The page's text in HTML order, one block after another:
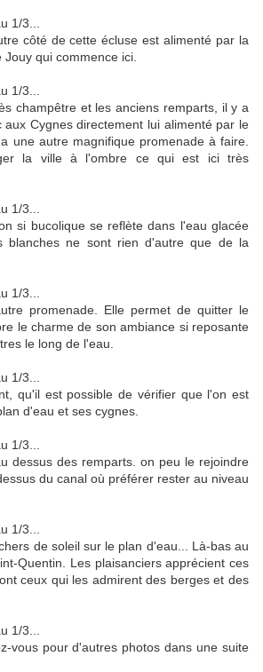
côté de cette écluse est alimenté par la
qui commence ici.
champêtre et les anciens remparts, il y a
Cygnes directement lui alimenté par le
une autre magnifique promenade à faire.
la ville à l'ombre ce qui est ici très
si bucolique se reflète dans l'eau glacée
blanches ne sont rien d'autre que de la
promenade. Elle permet de quitter le
le charme de son ambiance si reposante
le long de l'eau.
qu'il est possible de vérifier que l'on est
d'eau et ses cygnes.
dessus des remparts. on peu le rejoindre
du canal où préférer rester au niveau
de soleil sur le plan d'eau... Là-bas au
Quentin. Les plaisanciers apprécient ces
ceux qui les admirent des berges et des
vous pour d'autres photos dans une suite